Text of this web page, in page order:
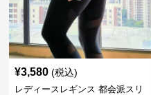
¥3,580 (税込)
レディースレギンス 都会派スリ